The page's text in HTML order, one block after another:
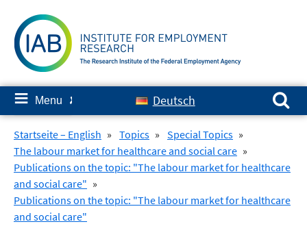
content
≡ Menu ✘ Deutsch
Search for:
Startseite – English » Topics » Special Topics »
The labour market for healthcare and social care »
Publications on the topic: "The labour market for healthcare
and social care" »
Publications on the topic: "The labour market for healthcare
and social care"